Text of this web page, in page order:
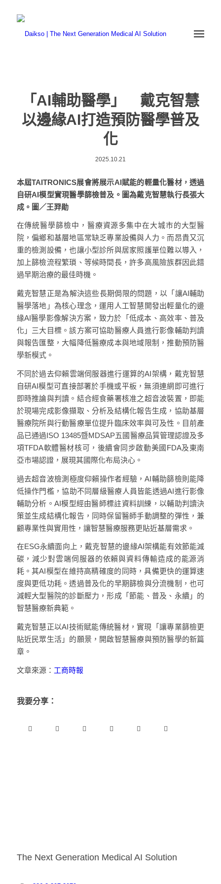
「AI輔助醫學」 戴克智慧
以邊緣AI打造預防醫學普及
化
2025.10.21
本屆TAITRONICS展會將展示AI賦能的輕量化醫材，透過
自研AI模型實現醫學篩檢普及。圖為戴克智慧執行長張大
成。圖／王羿勛
在傳統醫學篩檢中，醫療資源多集中在大城市的大型醫
院，偏鄉和基層地區常缺乏專業設備與人力。而昂貴又沉
重的檢測設備，也讓小型診所與居家照護單位難以導入，
加上篩檢流程繁瑣、等候時間長，許多高風險族群因此錯
過早期治療的最佳時機。
戴克智慧正是為解決這些長期侷限的問題，以「讓AI輔助
醫學落地」為核心理念，運用人工智慧開發出輕量化的邊
緣AI醫學影像解決方案，致力於「低成本、高效率、普及
化」三大目標。該方案可協助醫療人員進行影像輔助判讀
與報告匯整，大幅降低醫療成本與地域限制，推動預防醫
學新模式。
不同於過去仰賴雲端伺服器進行運算的AI架構，戴克智慧
自研AI模型可直接部署於手機或平板，無須連網即可進行
即時推論與判讀。結合經食藥署核准之超音波裝置，即能
於現場完成影像擷取、分析及結構化報告生成，協助基層
醫療院所與行動醫療單位提升臨床效率與可及性。目前產
品已通過ISO 13485暨MDSAP五國醫療品質管理認證及多
項TFDA軟體醫材核可，後續會同步啟動美國FDA及東南
亞市場認證，展現其國際化布局決心。
過去超音波檢測極度仰賴操作者經驗，AI輔助篩檢則能降
低操作門檻，協助不同層級醫療人員皆能透過AI進行影像
輔助分析。AI模型經由醫師標註資料訓練，以輔助判讀決
策並生成結構化報告，同時保留醫師手動調整的彈性，兼
顧專業性與實用性，讓智慧醫療服務更貼近基層需求。
在ESG永續面向上，戴克智慧的邊緣AI架構能有效節能減
碳，減少對雲端伺服器的依賴與資料傳輸造成的能源消
耗。其AI模型在維持高精確度的同時，具備更快的運算速
度與更低功耗。透過普及化的早期篩檢與分流機制，也可
減輕大型醫院的診斷壓力，形成「節能、普及、永續」的
智慧醫療新典範。
戴克智慧正以AI技術賦能傳統醫材，實現「讓專業篩檢更
貼近民眾生活」的願景，開啟智慧醫療與預防醫學的新篇
章。
文章來源： 工商時報
我要分享：
The Next Generation Medical AI Solution